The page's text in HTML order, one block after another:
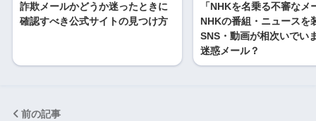
詐欺メールかどうか迷ったときに
確認すべき公式サイトの見つけ方
「NHKを名乗る不審なメ
NHKの番組・ニュースを
SNS・動画が相次いでい
迷惑メール？
前の記事